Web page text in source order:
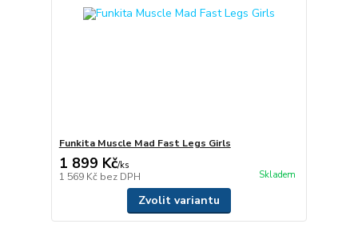
Funkita Muscle Mad Fast Legs Girls
1 899 Kč/ks
1 569 Kč bez DPH Skladem
Zvolit variantu